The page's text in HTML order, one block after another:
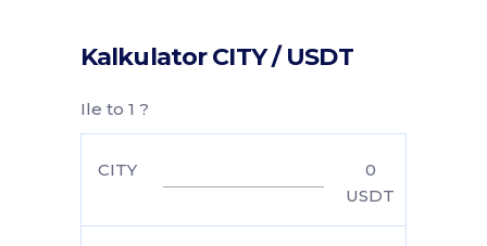
Kalkulator CITY / USDT
Ile to 1 ?
CITY
0
USDT